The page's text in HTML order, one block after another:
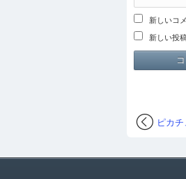
新しいコ
新しい投
ピカ